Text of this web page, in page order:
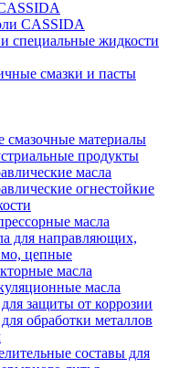
CASSIDA
специальные жидкости
смазки и пасты
смазочные материалы
продукты
масла
огнестойкие
масла
для направляющих,
цепные
масла
масла
защиты от коррозии
обработки металлов
составы для